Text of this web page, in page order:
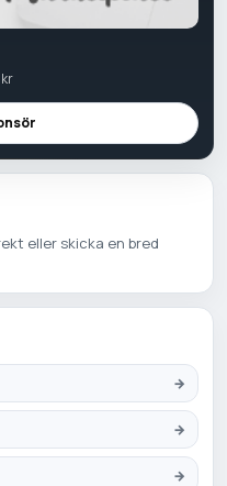
eller skicka en bred